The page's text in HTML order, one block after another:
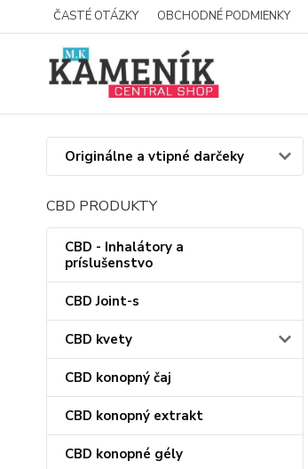
ČASTÉ OTÁZKY OBCHODNÉ PODMIENKY
Originálne a vtipné darčeky
CBD PRODUKTY
CBD - Inhalátory a
príslušenstvo
CBD Joint-s
CBD kvety
CBD konopný čaj
CBD konopný extrakt
CBD konopné gély